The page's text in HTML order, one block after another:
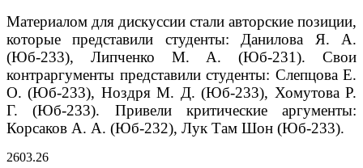
Материалом для дискуссии стали авторские позиции,
которые представили студенты: Данилова Я. А.
(Юб-233), Липченко М. А. (Юб-231). Свои
контраргументы представили студенты: Слепцова Е.
О. (Юб-233), Ноздря М. Д. (Юб-233), Хомутова Р.
Г. (Юб-233). Привели критические аргументы:
Корсаков А. А. (Юб-232), Лук Там Шон (Юб-233).
2603.26